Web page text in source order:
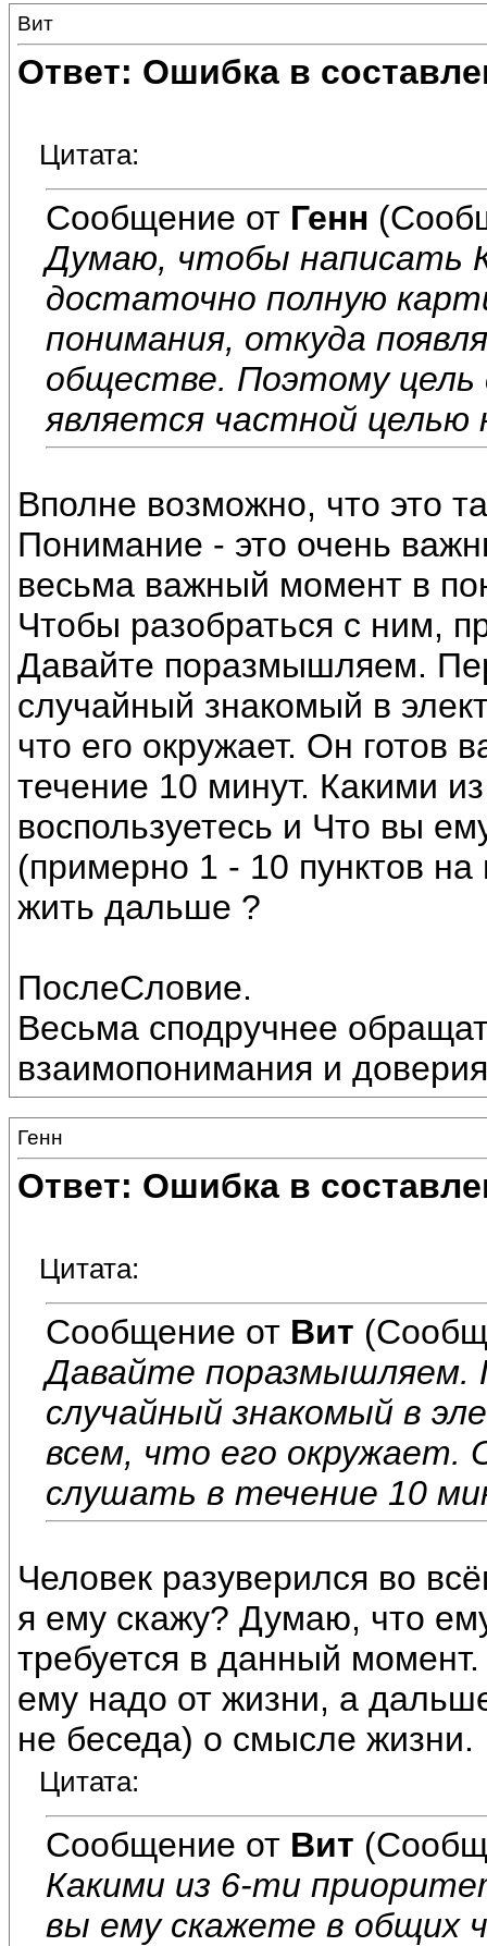
Вит
Ответ: Ошибка в
Цитата:
Сообщение от Генн
Думаю, чтобы написать
достаточно полную
понимания, откуда
обществе. Поэтому цель
является частной целью
Вполне возможно, что это
Понимание - это очень
весьма важный момент в
Чтобы разобраться с ним,
Давайте поразмышляем.
случайный знакомый в
что его окружает. Он готов
течение 10 минут. Какими
воспользуетесь и Что вы
(примерно 1 - 10 пунктов
жить дальше ?
ПослеСловие.
Весьма сподручнее
взаимопонимания и
Генн
Ответ: Ошибка в
Цитата:
Сообщение от Вит
Давайте поразмышляем.
случайный знакомый в
всем, что его окружает.
слушать в течение 10
Человек разуверился во
я ему скажу? Думаю, что
требуется в данный
ему надо от жизни, а
не беседа) о смысле жизни.
Цитата:
Сообщение от Вит
Какими из 6-ти
вы ему скажете в общих